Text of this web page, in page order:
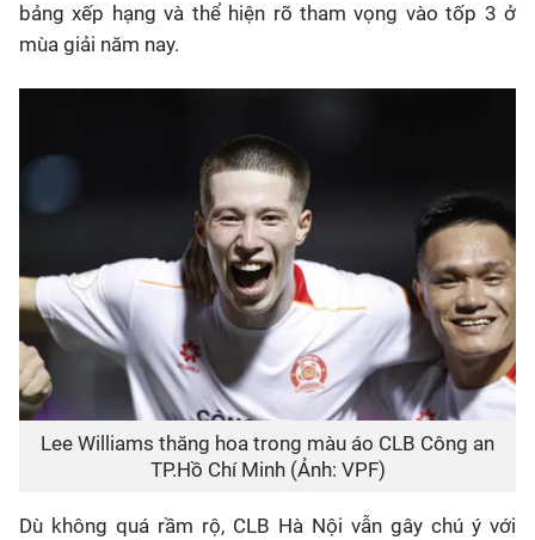
bảng xếp hạng và thể hiện rõ tham vọng vào tốp 3 ở
mùa giải năm nay.
Lee Williams thăng hoa trong màu áo CLB Công an
TP.Hồ Chí Minh (Ảnh: VPF)
Dù không quá rầm rộ, CLB Hà Nội vẫn gây chú ý với